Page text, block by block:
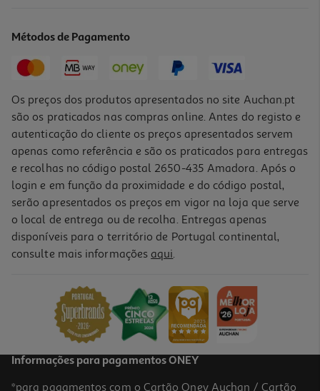
Moldura Actuel Em Plástico Dourado 30x40cm
Métodos de Pagamento
Os preços dos produtos apresentados no site Auchan.pt
são os praticados nas compras online. Antes do registo e
autenticação do cliente os preços apresentados servem
apenas como referência e são os praticados para entregas
e recolhas no código postal 2650-435 Amadora. Após o
login e em função da proximidade e do código postal,
serão apresentados os preços em vigor na loja que serve
o local de entrega ou de recolha. Entregas apenas
disponíveis para o território de Portugal continental,
consulte mais informações aqui.
Informações para pagamentos ONEY
*para pagamentos com o Cartão Oney Auchan / Cartão